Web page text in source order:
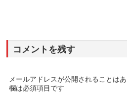
コメントを残す
メールアドレスが公開されることはあ
欄は必須項目です